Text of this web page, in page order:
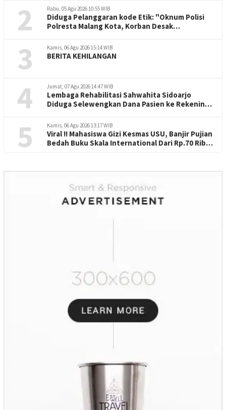
2 Rabu, 05 Agu 2026 10:55 WIB
Diduga Pelanggaran kode Etik: "Oknum Polisi
Polresta Malang Kota, Korban Desak
3 Kamis, 06 Agu 2026 15:14 WIB
BERITA KEHILANGAN
4 Jumat, 07 Agu 2026 14:47 WIB
Lembaga Rehabilitasi Sahwahita Sidoarjo
Diduga Selewengkan Dana Pasien ke Rekening
5 Kamis, 06 Agu 2026 13:17 WIB
Viral !! Mahasiswa Gizi Kesmas USU, Banjir Pujian
Bedah Buku Skala International Dari Rp.70 Ribu